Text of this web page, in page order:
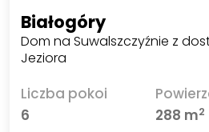
Białogóry
Dom na Suwalszczyźnie z
Jeziora
Liczba pokoi
6
288 m2